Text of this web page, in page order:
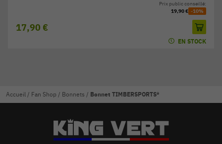
17,90 €
Prix public conseillé:
19,90 € -10%
EN STOCK
Accueil / Fan Shop / Bonnets / Bonnet TIMBERSPORTS®